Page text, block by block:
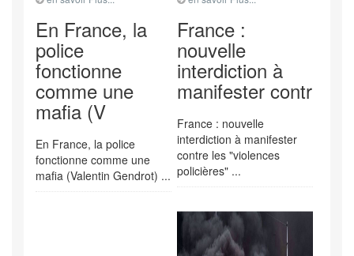
En France, la
police
fonctionne
comme une
mafia (V
En France, la police
fonctionne comme une
mafia (Valentin Gendrot) ...
France :
nouvelle
interdiction à
manifester contr
France : nouvelle
interdiction à manifester
contre les "violences
policières" ...